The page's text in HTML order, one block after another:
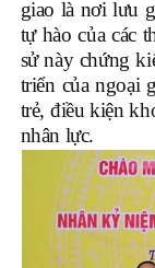
giao là nơi lưu
tự hào của các
sử này chứng
triển của ngoại
trẻ, điều kiện
nhân lực.